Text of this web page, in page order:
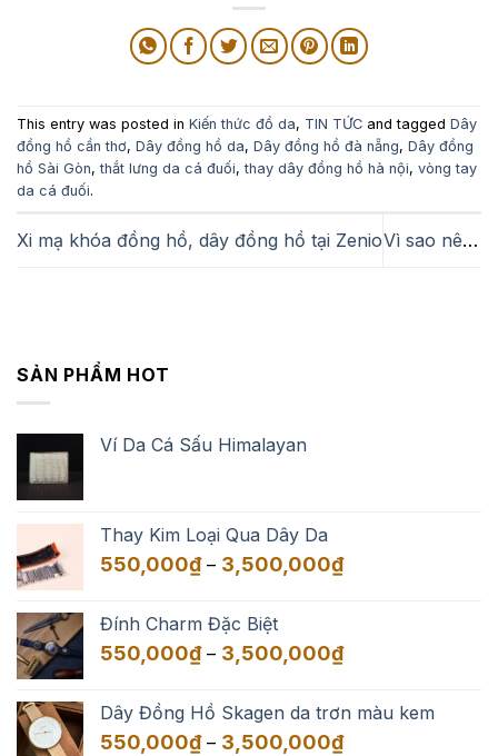
This entry was posted in Kiến thức đồ da, TIN TỨC and tagged Dây
đồng hồ cần thơ, Dây đồng hồ da, Dây đồng hồ đà nẵng, Dây đồng
hồ Sài Gòn,thắt lưng da cá đuối,thay dây đồng hồ hà nội, vòng tay
da cá đuối.
Xi mạ khóa đồng hồ, dây đồng hồ tại Zenio Vì sao nên phục hồi cho sản phẩm ví da, túi xách da?
SẢN PHẨM HOT
Ví Da Cá Sấu Himalayan
Thay Kim Loại Qua Dây Da
550,000₫ – 3,500,000₫Khoảng
đến
Đính Charm Đặc Biệt
550,000₫ – 3,500,000₫Khoảng
550,000₫
đến
Dây Đồng Hồ Skagen da trơn màu kem
550,000₫ – 3,500,000₫Khoảng